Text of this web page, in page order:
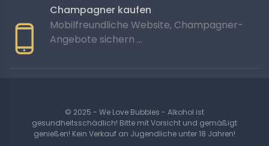
Champagner kaufen
Mobilfreundliche Website, Champagner-
Angebote sichern …
© 2025 - We Love Bubbles - Alkohol ist
gesundheitsschädlich! Bitte mit Vorsicht und gemäßigt
genießen! Kein Verkauf an Jugendliche unter 18 Jahren!